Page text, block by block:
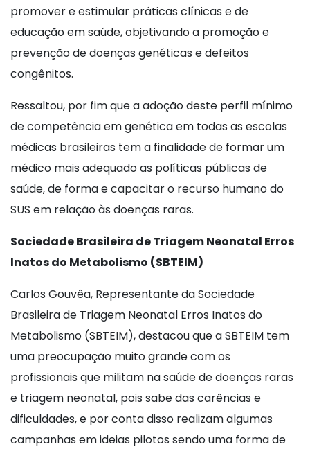
promover e estimular práticas clínicas e de
educação em saúde, objetivando a promoção e
prevenção de doenças genéticas e defeitos
congênitos.
Ressaltou, por fim que a adoção deste perfil mínimo
de competência em genética em todas as escolas
médicas brasileiras tem a finalidade de formar um
médico mais adequado as políticas públicas de
saúde, de forma e capacitar o recurso humano do
SUS em relação às doenças raras.
Sociedade Brasileira de Triagem Neonatal Erros
Inatos do Metabolismo (SBTEIM)
Carlos Gouvêa, Representante da Sociedade
Brasileira de Triagem Neonatal Erros Inatos do
Metabolismo (SBTEIM), destacou que a SBTEIM tem
uma preocupação muito grande com os
profissionais que militam na saúde de doenças raras
e triagem neonatal, pois sabe das carências e
dificuldades, e por conta disso realizam algumas
campanhas em ideias pilotos sendo uma forma de